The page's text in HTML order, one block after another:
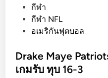
e
d
กีฬา
กีฬา NFL
อเมริกันฟุตบอล
Drake Maye
เกมรับ ทุบ 16-3